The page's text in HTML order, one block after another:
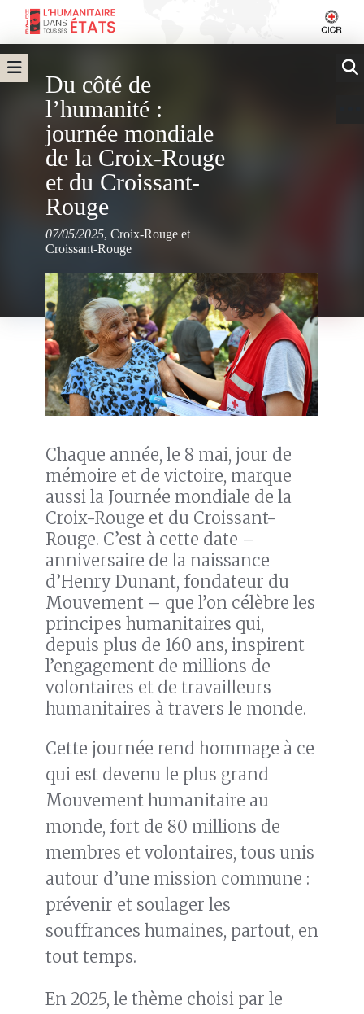
Du côté de
l’humanité :
journée mondiale
de la Croix-Rouge
et du Croissant-
Rouge
07/05/2025, Croix-Rouge et
Croissant-Rouge
Chaque année, le 8 mai, jour de
mémoire et de victoire, marque
aussi la Journée mondiale de la
Croix-Rouge et du Croissant-
Rouge. C’est à cette date –
anniversaire de la naissance
d’Henry Dunant, fondateur du
Mouvement – que l’on célèbre les
principes humanitaires qui,
depuis plus de 160 ans, inspirent
l’engagement de millions de
volontaires et de travailleurs
humanitaires à travers le monde.
Cette journée rend hommage à ce
qui est devenu le plus grand
Mouvement humanitaire au
monde, fort de 80 millions de
membres et volontaires, tous unis
autour d’une mission commune :
prévenir et soulager les
souffrances humaines, partout, en
tout temps.
En 2025, le thème choisi par le